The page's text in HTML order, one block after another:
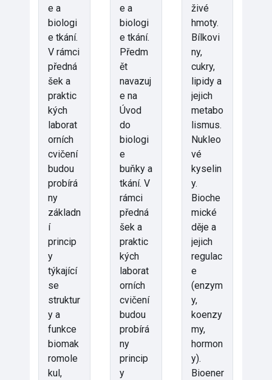
e a
biologi
e tkání.
V rámci
předná
šek a
praktic
kých
laborat
orních
cvičení
budou
probírá
ny
základn
í
princip
y
týkající
se
struktur
y a
funkce
biomak
romole
kul,
e a
biologi
e tkání.
Předm
ět
navazuj
e na
Úvod
do
biologi
e
buňky a
tkání. V
rámci
předná
šek a
praktic
kých
laborat
orních
cvičení
budou
probírá
ny
princip
y
živé
hmoty.
Bílkovi
ny,
cukry,
lipidy a
jejich
metabo
lismus.
Nukleo
vé
kyselin
y.
Bioche
mické
děje a
jejich
regulac
e
(enzym
y,
koenzy
my,
hormon
y).
Bioener